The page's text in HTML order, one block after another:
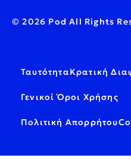
© 2026 Pod All Rights
ΤαυτότηταΚρατική
Γενικοί Όροι Χρήσης
Πολιτική Απορρήτου